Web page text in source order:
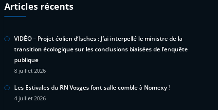
Articles récents
VIDÉO – Projet éolien d’Isches : J’ai interpellé le ministre de la
transition écologique sur les conclusions biaisées de l’enquête
publique
8 juillet 2026
Les Estivales du RN Vosges font salle comble à Nomexy !
4 juillet 2026